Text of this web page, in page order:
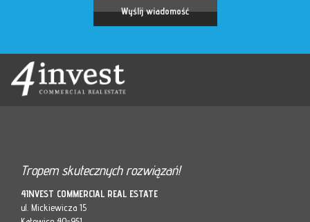
Tropem skutecznych rozwiązań!
4INVEST COMMERCIAL REAL ESTATE
ul. Mickiewicza 15